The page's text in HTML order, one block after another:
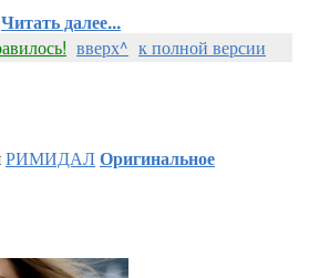
Читать далее...
вверх^ к полной версии
РИМИДАЛОригинальное